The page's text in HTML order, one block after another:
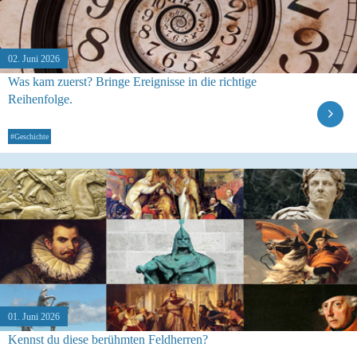
02. Juni 2026
Was kam zuerst? Bringe Ereignisse in die richtige
Reihenfolge.
#Geschichte
01. Juni 2026
Kennst du diese berühmten Feldherren?